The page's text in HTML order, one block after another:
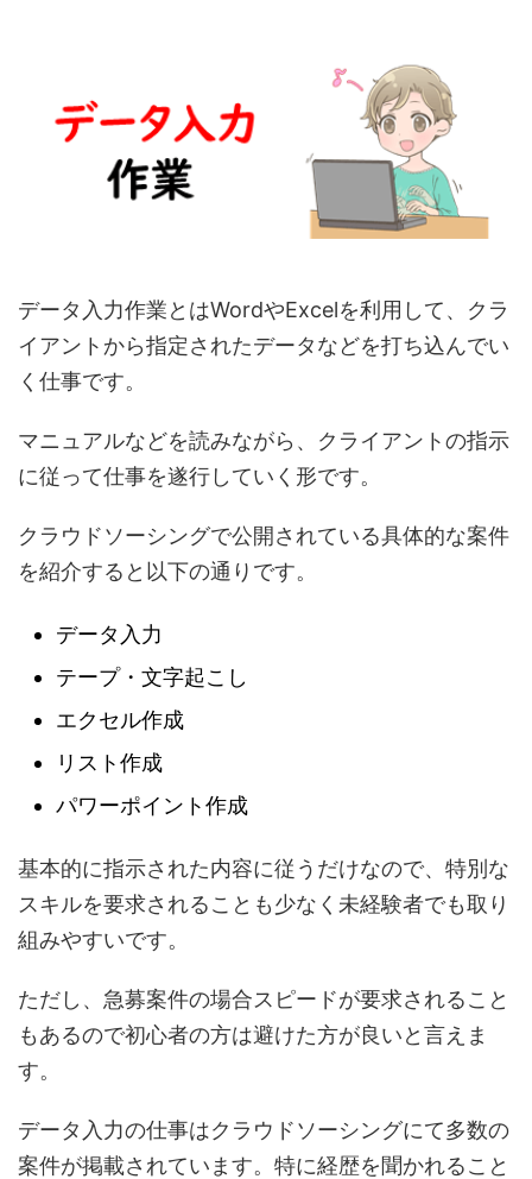
データ入力作業とはWordやExcelを利用して、クラ
イアントから指定されたデータなどを打ち込んでい
く仕事です。
マニュアルなどを読みながら、クライアントの指示
に従って仕事を遂行していく形です。
クラウドソーシングで公開されている具体的な案件
を紹介すると以下の通りです。
データ入力
テープ・文字起こし
エクセル作成
リスト作成
パワーポイント作成
基本的に指示された内容に従うだけなので、特別な
スキルを要求されることも少なく未経験者でも取り
組みやすいです。
ただし、急募案件の場合スピードが要求されること
もあるので初心者の方は避けた方が良いと言えま
す。
データ入力の仕事はクラウドソーシングにて多数の
案件が掲載されています。特に経歴を聞かれること